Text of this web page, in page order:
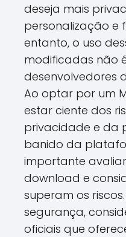
deseja mais
personalização e
entanto, o uso
modificadas não
desenvolvedores
Ao optar por um
estar ciente dos
privacidade e da
banido da
importante
download e
superam os
segurança,
oficiais que